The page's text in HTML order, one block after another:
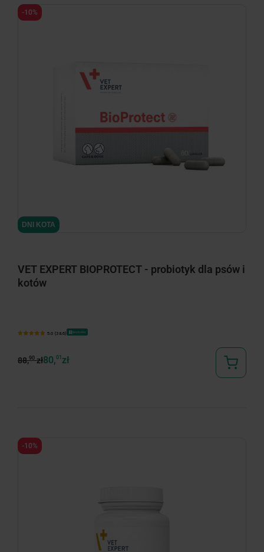
DNI KOTA
VET EXPERT BIOPROTECT - probiotyk dla psów i
kotów
5.0 (386) Bestseller
88,90zł80,01 zł
-10%
-10%